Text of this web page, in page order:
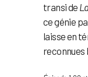
transi de
ce génie
laisse en
reconnues